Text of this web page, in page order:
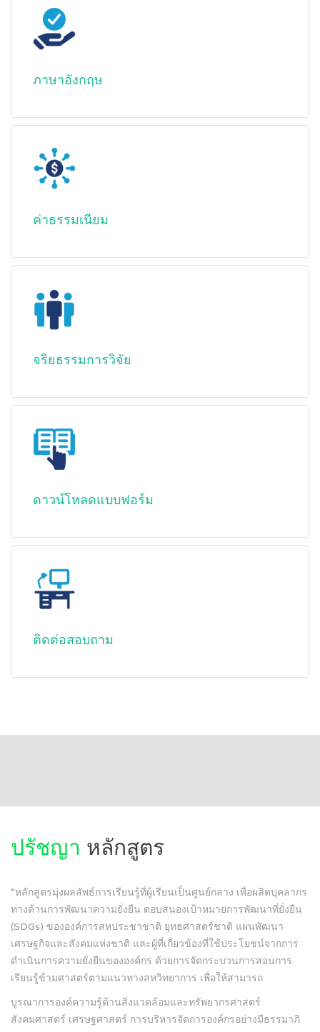
ภาษาอังกฤษ
ค่าธรรมเนียม
จริยธรรมการวิจัย
ดาวน์โหลดแบบฟอร์ม
ติดต่อสอบถาม
ปรัชญา หลักสูตร
“หลักสูตรมุ่งผลลัพธ์การเรียนรู้ที่ผู้เรียนเป็นศูนย์กลาง เพื่อผลิตบุคลากร
ทางด้านการพัฒนาความยั่งยืน ตอบสนองเป้าหมายการพัฒนาที่ยั่งยืน
(SDGs) ขององค์การสหประชาชาติ ยุทธศาสตร์ชาติ แผนพัฒนา
เศรษฐกิจและสังคมแห่งชาติ และผู้ที่เกี่ยวข้องที่ใช้ประโยชน์จากการ
ดำเนินการความยั่งยืนขององค์กร ด้วยการจัดกระบวนการสอนการ
เรียนรู้ข้ามศาสตร์ตามแนวทางสหวิทยาการ เพื่อให้สามารถ
บูรณาการองค์ความรู้ด้านสิ่งแวดล้อมและทรัพยากรศาสตร์
สังคมศาสตร์ เศรษฐศาสตร์ การบริหารจัดการองค์กรอย่างมีธรรมาภิ